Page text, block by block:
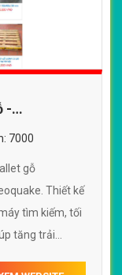
-
7000
gỗ
Thiết kế
tìm kiếm, tối
tăng trải